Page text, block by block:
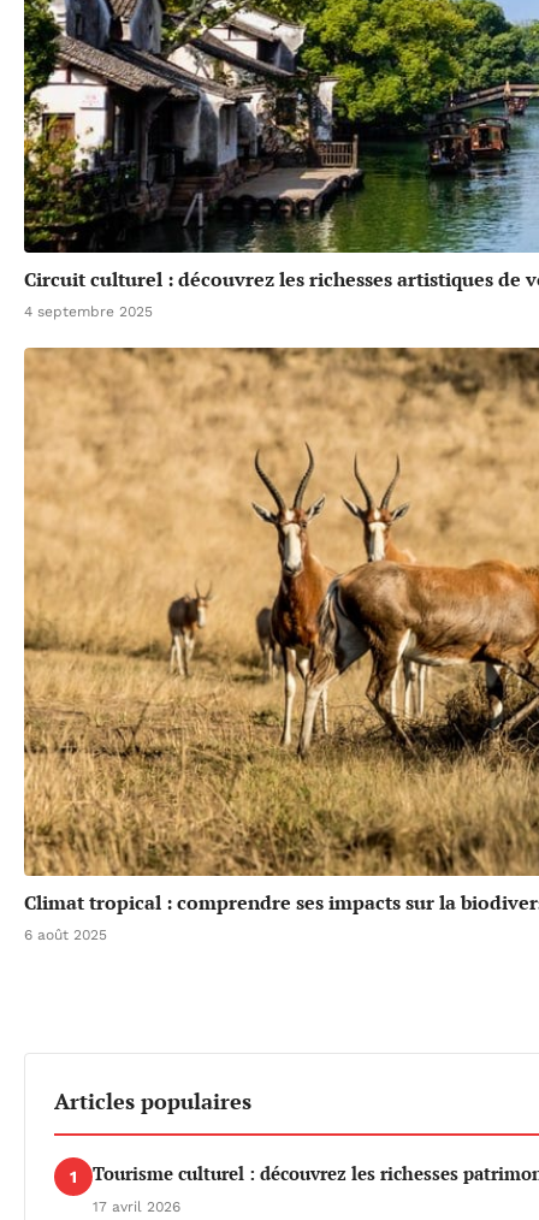
Circuit culturel : découvrez les richesses artistiques de
4 septembre 2025
Climat tropical : comprendre ses impacts sur la
6 août 2025
Articles populaires
1 Tourisme culturel : découvrez les richesses
17 avril 2026